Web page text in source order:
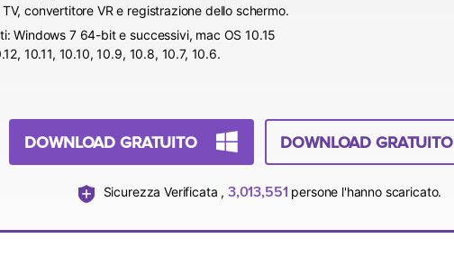
convertitore VR e registrazione dello schermo.
Windows 7 64-bit e successivi, mac OS 10.15
10.11, 10.10, 10.9, 10.8, 10.7, 10.6.
DOWNLOAD GRATUITO DOWNLOAD GRATUITO
Sicurezza Verificata , 3,013,551 persone l'hanno scaricato.